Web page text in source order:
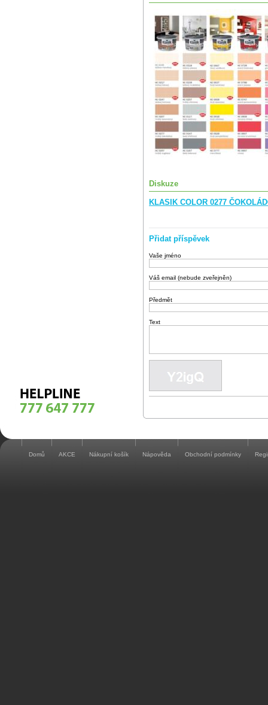
Diskuze
KLASIK COLOR 0277
Přidat příspěvek
Vaše jméno
Váš email (nebude zveřejněn)
Předmět
Text
Domů AKCE Nákupní košík Nápověda Obchodní podmínky